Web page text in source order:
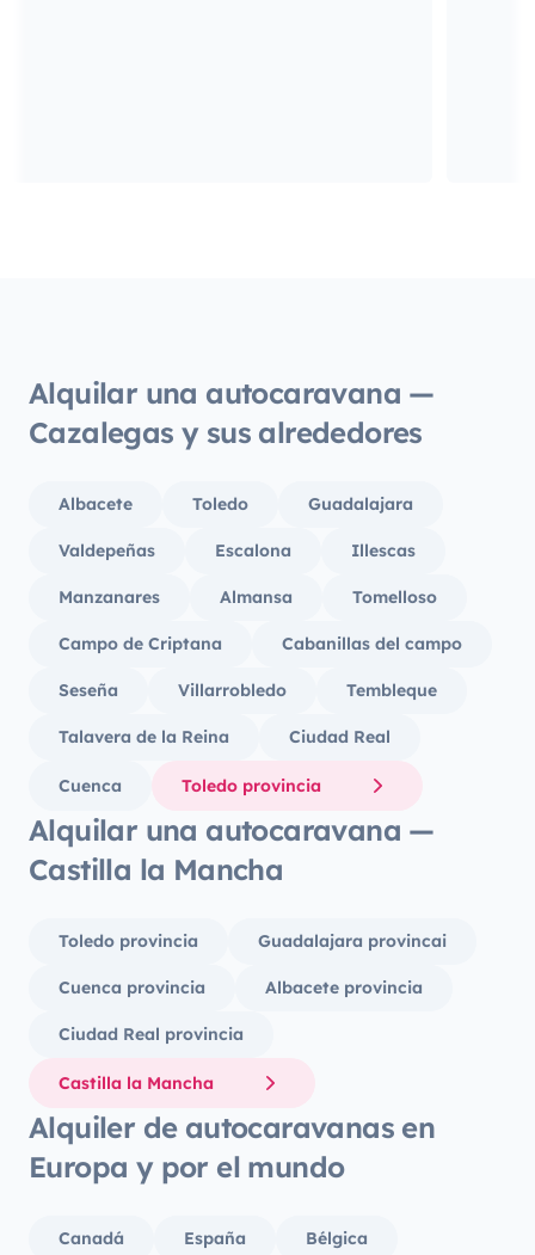
Alquilar una autocaravana —
Cazalegas y sus alrededores
Albacete Toledo Guadalajara
Valdepeñas Escalona Illescas
Manzanares Almansa Tomelloso
Campo de Criptana Cabanillas del campo
Seseña Villarrobledo Tembleque
Talavera de la Reina Ciudad Real
Cuenca Toledo provincia
Alquilar una autocaravana —
Castilla la Mancha
Toledo provincia Guadalajara provincai
Cuenca provincia Albacete provincia
Ciudad Real provincia
Castilla la Mancha
Alquiler de autocaravanas en
Europa y por el mundo
Canadá España Bélgica